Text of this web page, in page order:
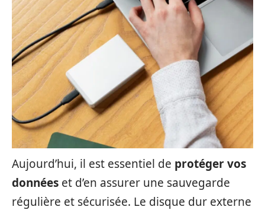
Aujourd’hui, il est essentiel de protéger vos
données et d’en assurer une sauvegarde
régulière et sécurisée. Le disque dur externe